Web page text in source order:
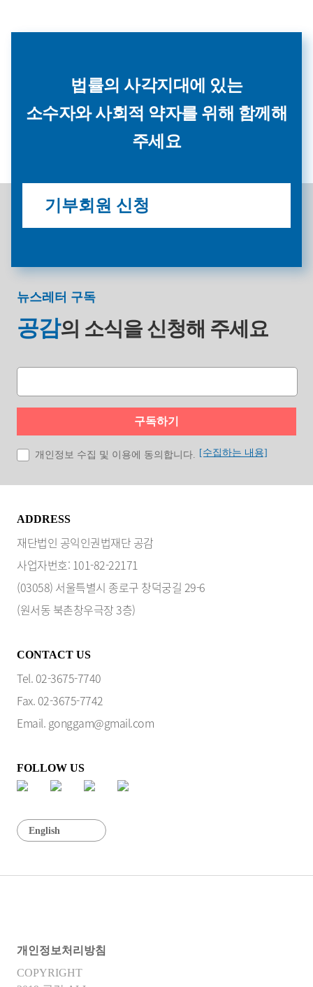
법률의 사각지대에 있는
소수자와 사회적 약자를 위해 함께해
주세요
기부회원 신청
뉴스레터 구독
공감의 소식을 신청해 주세요
구독하기
개인정보 수집 및 이용에 동의합니다. [수집하는 내용]
ADDRESS
재단법인 공익인권법재단 공감
사업자번호: 101-82-22171
(03058) 서울특별시 종로구 창덕궁길 29-6
(원서동 북촌창우극장 3층)
CONTACT US
Tel. 02-3675-7740
Fax. 02-3675-7742
Email. gonggam@gmail.com
FOLLOW US
English
개인정보처리방침
COPYRIGHT